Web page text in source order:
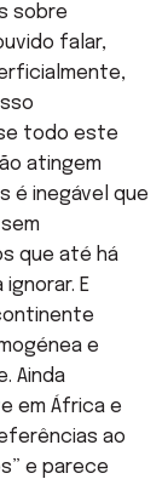
sobre
falar,
todo este
atingem
é inegável que
que até há
E
e
Ainda
em África e
ao
e parece